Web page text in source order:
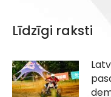
Līdzīgi raksti